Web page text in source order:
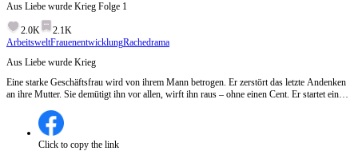
Aus Liebe wurde Krieg Folge 1
2.0K
2.1K
ArbeitsweltFrauenentwicklungRachedrama
Aus Liebe wurde Krieg
Eine starke Geschäftsfrau wird von ihrem Mann betrogen. Er zerstört das letzte Andenken
an ihre Mutter. Sie demütigt ihn vor allen, wirft ihn raus – ohne einen Cent. Er startet einen
alles, wird zum Krüppel. Sie wird die reichste Frau des Landes. Am Ende kniet er im
Dreck – sie steht ganz oben.
Click to copy the link